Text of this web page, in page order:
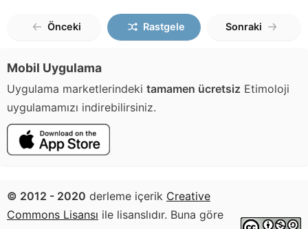
Önceki Rastgele Sonraki
Mobil Uygulama
Uygulama marketlerindeki tamamen ücretsiz Etimoloji
uygulamamızı indirebilirsiniz.
© 2012 - 2020 derleme içerik Creative
Commons Lisansı ile lisanslıdır. Buna göre